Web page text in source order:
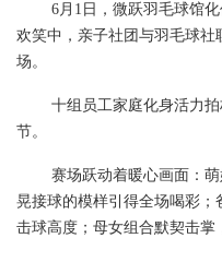
6月1日， 微跃羽毛球馆
欢笑中，亲子社团与羽毛球社
场。
十组员工家庭化身活力
节。
赛场跃动着暖心画面：
晃接球的模样引得全场喝彩；
击球高度；母女组合默契击掌